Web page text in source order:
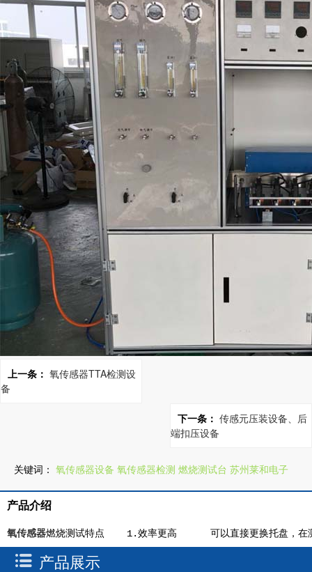
上一条： 氧传感器TTA检测设
备
下一条： 传感元压装设备、后
端扣压设备
关键词： 氧传感器设备 氧传感器检测 燃烧测试台 苏州莱和电子
产品介绍
氧传感器燃烧测试特点    1.效率更高      可以直接更换托盘，在测
产品展示